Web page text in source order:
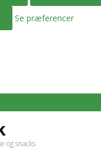
Se præferencer
og snacks